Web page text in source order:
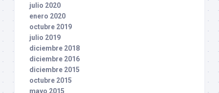
julio 2020
enero 2020
octubre 2019
julio 2019
diciembre 2018
diciembre 2016
diciembre 2015
octubre 2015
mayo 2015